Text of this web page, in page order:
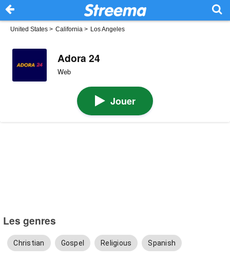
United States > California > Los Angeles
Adora 24
Web
Jouer
Les genres
Christian Gospel Religious Spanish